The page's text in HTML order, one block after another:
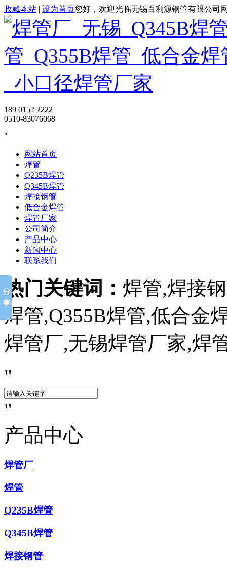
收藏本站 | 设为首页您好，欢迎光临无锡百利源钢管有限公司
189 0152 2222
0510-83076068
网站首页
焊管
Q235B焊管
Q345B焊管
焊接钢管
低合金焊管
焊管厂家
公司简介
产品中心
新闻中心
联系我们
热门关键词： 焊管,焊接
焊管,Q355B焊管,低合金
焊管厂,无锡焊管厂家,焊
产品中心
焊管厂
焊管
Q235B焊管
Q345B焊管
焊接钢管